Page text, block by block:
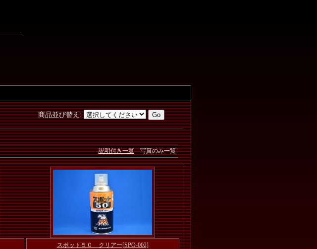
商品並び替え:
説明付き一覧写真のみ一覧
スポット５０ クリアー[SPO-002]